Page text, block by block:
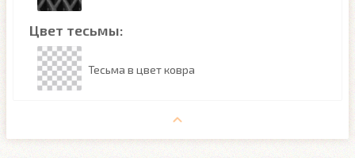
Цвет тесьмы:
Тесьма в цвет ковра